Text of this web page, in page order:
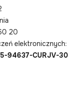
20
elektronicznych:
94637-CURJV-30